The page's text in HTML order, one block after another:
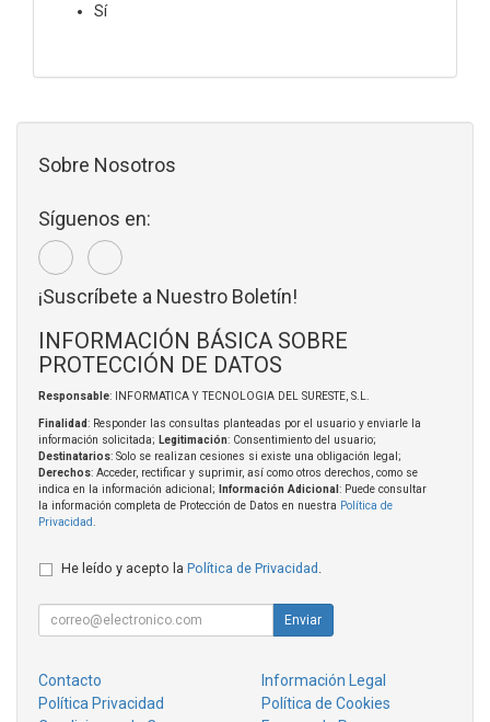
Sí
Sobre Nosotros
Síguenos en:
¡Suscríbete a Nuestro Boletín!
INFORMACIÓN BÁSICA SOBRE
PROTECCIÓN DE DATOS
Responsable: INFORMATICA Y TECNOLOGIA DEL SURESTE, S.L.
Finalidad: Responder las consultas planteadas por el usuario y enviarle la
información solicitada; Legitimación: Consentimiento del usuario;
Destinatarios: Solo se realizan cesiones si existe una obligación legal;
Derechos: Acceder, rectificar y suprimir, así como otros derechos, como se
indica en la información adicional;
Información Adicional : Puede consultar
la información completa de Protección de Datos en nuestra Política de
Privacidad
He leído y acepto la Política de Privacidad
Enviar
Contacto
Información Legal
Política Privacidad
Política de Cookies